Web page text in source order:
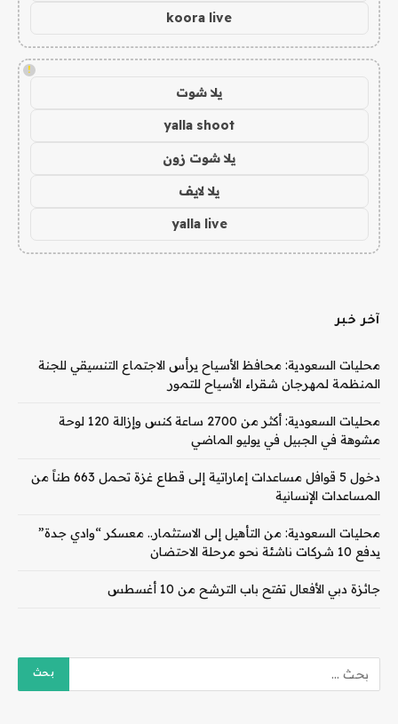
koora live
!
يلا شوت
yalla shoot
يلا شوت زون
يلا لايف
yalla live
آخر خبر
محليات السعودية: محافظ الأسياح يرأس الاجتماع التنسيقي للجنة
المنظمة لمهرجان شقراء الأسياح للتمور
محليات السعودية: أكثر من 2700 ساعة كنس وإزالة 120 لوحة
مشوهة في الجبيل في يوليو الماضي
دخول 5 قوافل مساعدات إماراتية إلى قطاع غزة تحمل 663 طناً من
المساعدات الإنسانية
محليات السعودية: من التأهيل إلى الاستثمار.. معسكر “وادي جدة”
يدفع 10 شركات ناشئة نحو مرحلة الاحتضان
جائزة دبي الأفعال تفتح باب الترشح من 10 أغسطس